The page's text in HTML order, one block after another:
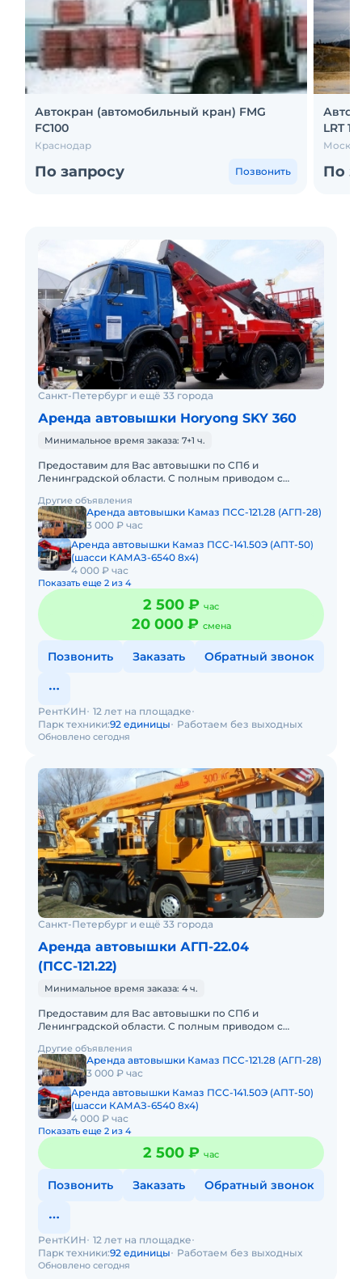
Автокран (автомобильный кран) FMG
FC100
Краснодар
По запросу Позвонить
LRT
По
Санкт-Петербург и ещё 33 города
Аренда автовышки Horyong SKY 360
Минимальное время заказа: 7+1 ч.
Предоставим для Вас автовышки по СПб и
Ленинградской области. С полным приводом с
12, 15, 18, 22, 30, 23, 35, 4
Другие объявления
Аренда автовышки Камаз ПСС-121.28 (АГП-28)
3 000 ₽ час
Аренда автовышки Камаз ПСС-141.50Э (АПТ-50)
(шасси КАМАЗ-6540 8х4)
4 000 ₽ час
Показать еще 2 из 4
2 500 ₽ час
20 000 ₽ смена
Позвонить Заказать Обратный звонок
Обновлено сегодня
РентКИН 12 лет на площадке
Парк техники:92 единицы Работаем без выходных
Санкт-Петербург и ещё 33 города
Аренда автовышки АГП-22.04
(ПСС-121.22)
Минимальное время заказа: 4 ч.
Предоставим для Вас автовышки по СПб и
Ленинградской области. С полным приводом с
12, 15, 18, 22, 30, 23, 35, 4
Другие объявления
Аренда автовышки Камаз ПСС-121.28 (АГП-28)
3 000 ₽ час
Аренда автовышки Камаз ПСС-141.50Э (АПТ-50)
(шасси КАМАЗ-6540 8х4)
4 000 ₽ час
Показать еще 2 из 4
2 500 ₽ час
Позвонить Заказать Обратный звонок
Обновлено сегодня
РентКИН 12 лет на площадке
Парк техники:92 единицы Работаем без выходных